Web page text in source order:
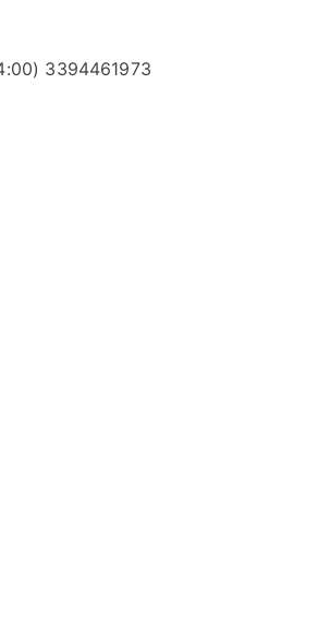
3394461973